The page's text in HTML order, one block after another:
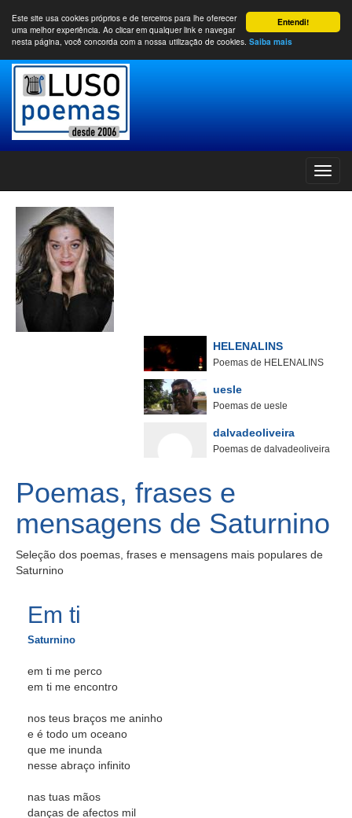
Entendi!
Este site usa cookies próprios e de terceiros para lhe oferecer
uma melhor experiência. Ao clicar em qualquer link e navegar
nesta página, você concorda com a nossa utilização de cookies. Saiba mais
HELENALINS
Poemas de HELENALINS
uesle
Poemas de uesle
dalvadeoliveira
Poemas de dalvadeoliveira
Poemas, frases e
mensagens de Saturnino
Seleção dos poemas, frases e mensagens mais populares de
Saturnino
Em ti
Saturnino
em ti me perco
em ti me encontro
nos teus braços me aninho
e é todo um oceano
que me inunda
nesse abraço infinito
nas tuas mãos
danças de afectos mil